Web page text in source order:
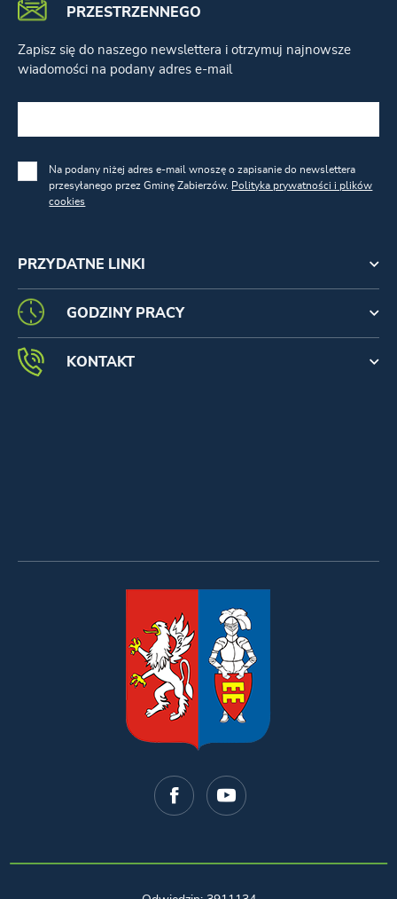
PRZYDATNE LINKI
PRZESTRZENNEGO
Zapisz się do naszego newslettera i otrzymuj najnowsze
wiadomości na podany adres e-mail
Na podany niżej adres e-mail wnoszę o zapisanie do newslettera
przesyłanego przez Gminę Zabierzów. Polityka prywatności i plików
cookies
GODZINY PRACY
KONTAKT